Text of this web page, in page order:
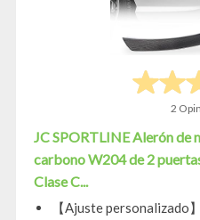
2
JC SPORTLINE Alerón de
carbono W204 de 2
Clase C...
【Ajuste personalizado